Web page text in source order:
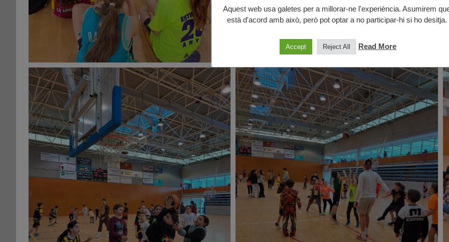
Aquest web usa galetes per a millorar-ne l'experiència. Asumirem
està d'acord amb això, però pot optar a no participar-hi si ho desitja.
Accept Reject All Read More